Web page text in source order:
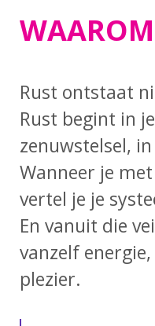
Rust ontstaat
Rust begint in
zenuwstelsel,
Wanneer je
vertel je je
En vanuit die
vanzelf
plezier.